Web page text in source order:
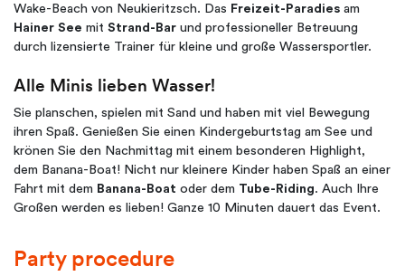
Wake-Beach von Neukieritzsch. Das Freizeit-Paradies am
Hainer See mit Strand-Bar und professioneller Betreuung
durch lizensierte Trainer für kleine und große Wassersportler.
Alle Minis lieben Wasser!
Sie planschen, spielen mit Sand und haben mit viel Bewegung
ihren Spaß. Genießen Sie einen Kindergeburtstag am See und
krönen Sie den Nachmittag mit einem besonderen Highlight,
dem Banana-Boat! Nicht nur kleinere Kinder haben Spaß an einer
Fahrt mit dem Banana-Boat oder dem Tube-Riding. Auch Ihre
Großen werden es lieben! Ganze 10 Minuten dauert das Event.
Party procedure